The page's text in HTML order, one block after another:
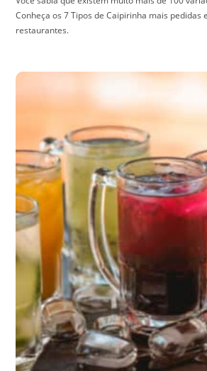
Conheça os 7 Tipos de Caipirinha mais pedidas
restaurantes.